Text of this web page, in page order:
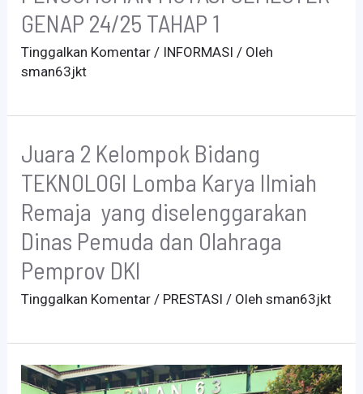
GENAP 24/25 TAHAP 1
Tinggalkan Komentar / INFORMASI / Oleh
sman63jkt
Juara 2 Kelompok Bidang
TEKNOLOGI Lomba Karya Ilmiah
Remaja yang diselenggarakan
Dinas Pemuda dan Olahraga
Pemprov DKI
Tinggalkan Komentar / PRESTASI / Olehsman63jkt